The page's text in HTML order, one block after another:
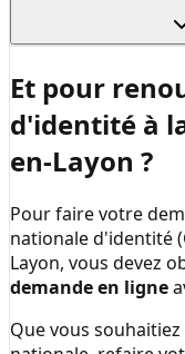
Et pour
d'identité à
en-Layon ?
Pour faire votre
nationale d'identité
Layon, vous devez
demande en ligne
Que vous